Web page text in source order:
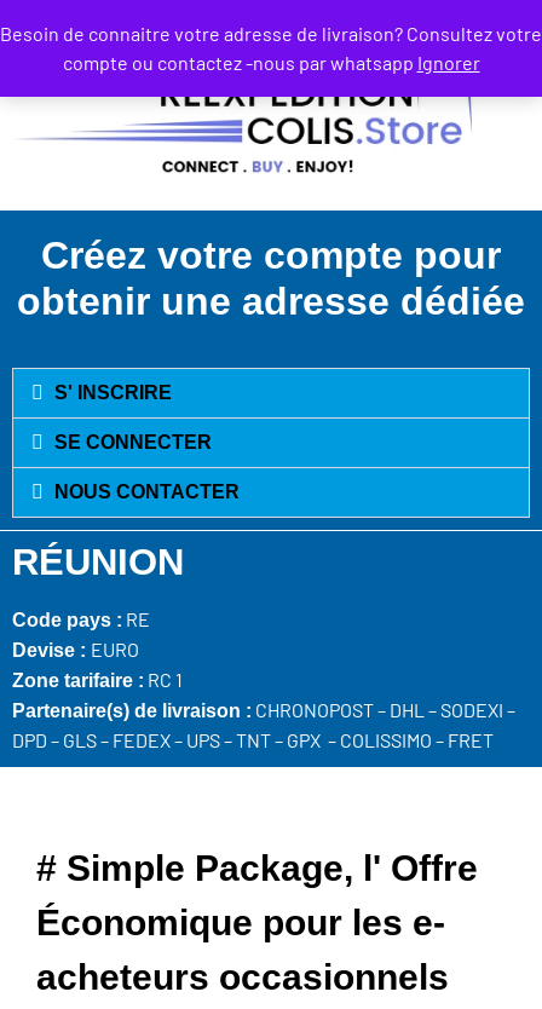
Besoin de connaitre votre adresse de livraison? Consultez votre
compte ou contactez -nous par whatsapp Ignorer
Créez votre compte pour
obtenir une adresse dédiée
S' INSCRIRE
SE CONNECTER
NOUS CONTACTER
RÉUNION
Code pays : RE
Devise : EURO
Zone tarifaire : RC 1
Partenaire(s) de livraison : CHRONOPOST – DHL – SODEXI –
DPD – GLS – FEDEX – UPS – TNT – GPX – COLISSIMO – FRET
# Simple Package, l' Offre
Économique pour les e-
acheteurs occasionnels